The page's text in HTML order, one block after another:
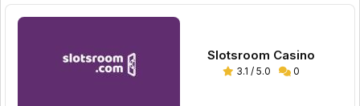
Slotsroom Casino
3.1 / 5.0 0